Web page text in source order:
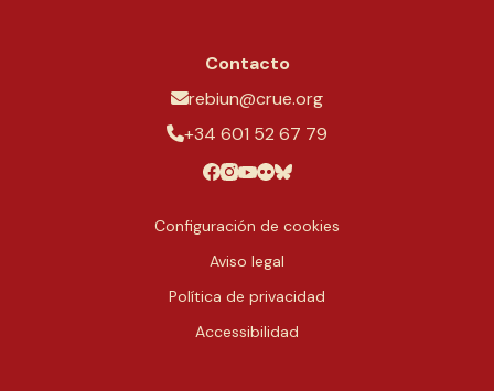
Contacto
rebiun@crue.org
+34 601 52 67 79
Configuración de cookies
Aviso legal
Política de privacidad
Accessibilidad